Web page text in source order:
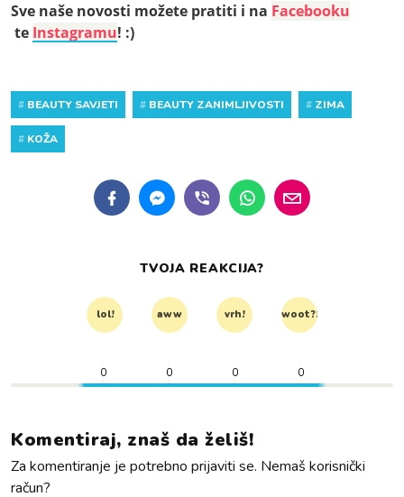
Sve naše novosti možete pratiti i na Facebooku
te Instagramu! :)
# BEAUTY SAVJETI # BEAUTY ZANIMLJIVOSTI # ZIMA
# KOŽA
TVOJA REAKCIJA?
lol! aww vrh! woot?!
0 0 0 0
Komentiraj, znaš da želiš!
Za komentiranje je potrebno prijaviti se. Nemaš korisnički
račun?